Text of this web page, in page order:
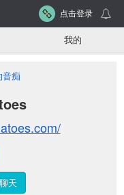
点击登录
我的
痴
天